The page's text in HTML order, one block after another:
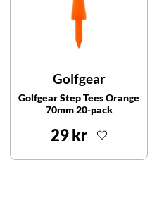
Golfgear
Golfgear Step Tees Orange
70mm 20-pack
29 kr